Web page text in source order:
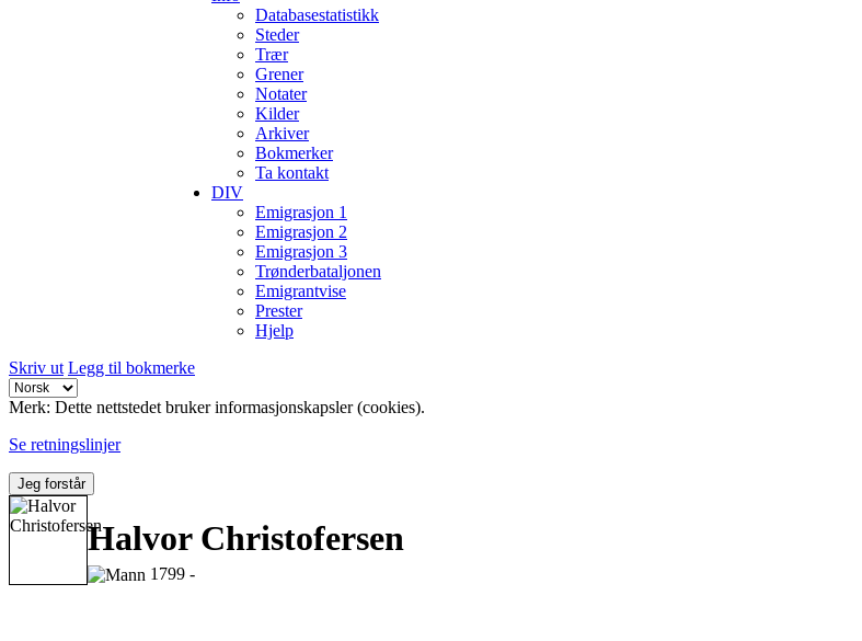
Databasestatistikk
Steder
Trær
Grener
Notater
Kilder
Arkiver
Bokmerker
Ta kontakt
DIV
Emigrasjon 1
Emigrasjon 2
Emigrasjon 3
Trønderbataljonen
Emigrantvise
Prester
Hjelp
Skriv ut Legg til bokmerke
Merk: Dette nettstedet bruker informasjonskapsler (cookies).
Se retningslinjer
Jeg forstår
Halvor Christofersen
1799 -